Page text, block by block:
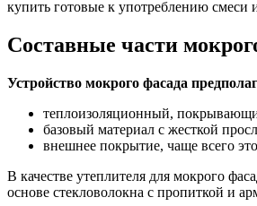
купить готовые к употреблению смеси
Составные части
Устройство мокрого фасада
теплоизоляционный,
базовый материал с жесткой
внешнее покрытие, чаще всего
В качестве утеплителя для мокрого
основе стекловолокна с пропиткой и